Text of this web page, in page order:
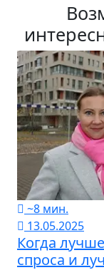
~8 мин.
13.05.2025
Когда
спроса и